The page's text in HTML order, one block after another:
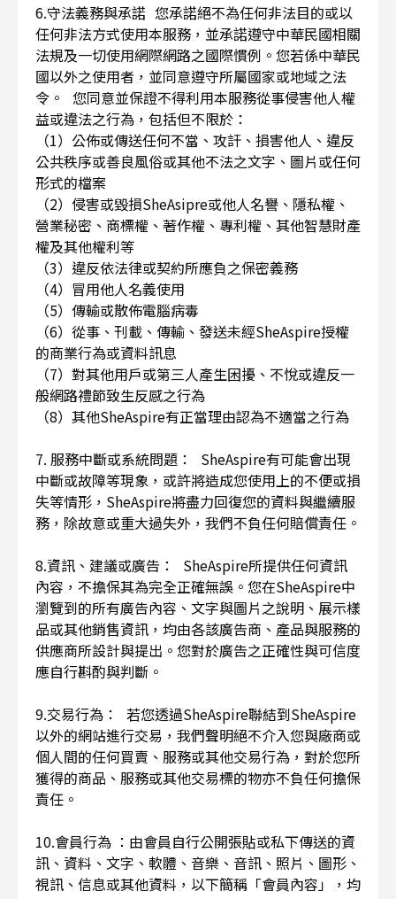
6.守法義務與承諾 您承諾絕不為任何非法目的或以
任何非法方式使用本服務，並承諾遵守中華民國相關
法規及一切使用網際網路之國際慣例。您若係中華民
國以外之使用者，並同意遵守所屬國家或地域之法
令。 您同意並保證不得利用本服務從事侵害他人權
益或違法之行為，包括但不限於：
（1）公佈或傳送任何不當、攻訐、損害他人、違反
公共秩序或善良風俗或其他不法之文字、圖片或任何
形式的檔案
（2）侵害或毀損SheAsipre或他人名譽、隱私權、
營業秘密、商標權、著作權、專利權、其他智慧財產
權及其他權利等
（3）違反依法律或契約所應負之保密義務
（4）冒用他人名義使用
（5）傳輸或散佈電腦病毒
（6）從事、刊載、傳輸、發送未經SheAspire授權
的商業行為或資料訊息
（7）對其他用戶或第三人產生困擾、不悅或違反一
般網路禮節致生反感之行為
（8）其他SheAspire有正當理由認為不適當之行為
7. 服務中斷或系統問題： SheAspire有可能會出現
中斷或故障等現象，或許將造成您使用上的不便或損
失等情形，SheAspire將盡力回復您的資料與繼續服
務，除故意或重大過失外，我們不負任何賠償責任。
8.資訊、建議或廣告： SheAspire所提供任何資訊
內容，不擔保其為完全正確無誤。您在SheAspire中
瀏覽到的所有廣告內容、文字與圖片之說明、展示樣
品或其他銷售資訊，均由各該廣告商、產品與服務的
供應商所設計與提出。您對於廣告之正確性與可信度
應自行斟酌與判斷。
9.交易行為： 若您透過SheAspire聯結到SheAspire
以外的網站進行交易，我們聲明絕不介入您與廠商或
個人間的任何買賣、服務或其他交易行為，對於您所
獲得的商品、服務或其他交易標的物亦不負任何擔保
責任。
10.會員行為 ：由會員自行公開張貼或私下傳送的資
訊、資料、文字、軟體、音樂、音訊、照片、圖形、
視訊、信息或其他資料，以下簡稱「會員內容」，均